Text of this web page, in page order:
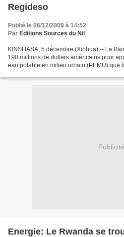
Regideso
Publié le 06/12/2009 à 14:52
Par Editions Sources du Nil
KINSHASA, 5 décembre (Xinhua) -- La
190 millions de dollars américains pour
eau potable en milieu urbain (PEMU) que
Publicité
Energie: Le Rwanda se